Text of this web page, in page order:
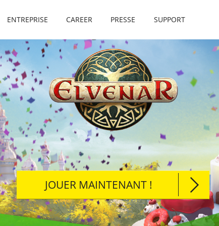
ENTREPRISE CAREER PRESSE SUPPORT
JOUER MAINTENANT !